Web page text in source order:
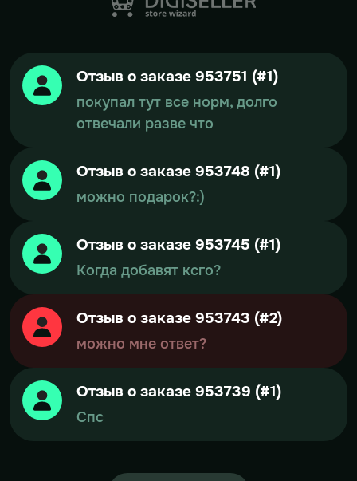
Отзыв о заказе 953751 (#1)
покупал тут все норм, долго
отвечали разве что
Отзыв о заказе 953748 (#1)
можно подарок?:)
Отзыв о заказе 953745 (#1)
Когда добавят ксго?
Отзыв о заказе 953743 (#2)
можно мне ответ?
Отзыв о заказе 953739 (#1)
Спс